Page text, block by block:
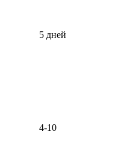
5 дней
4-10